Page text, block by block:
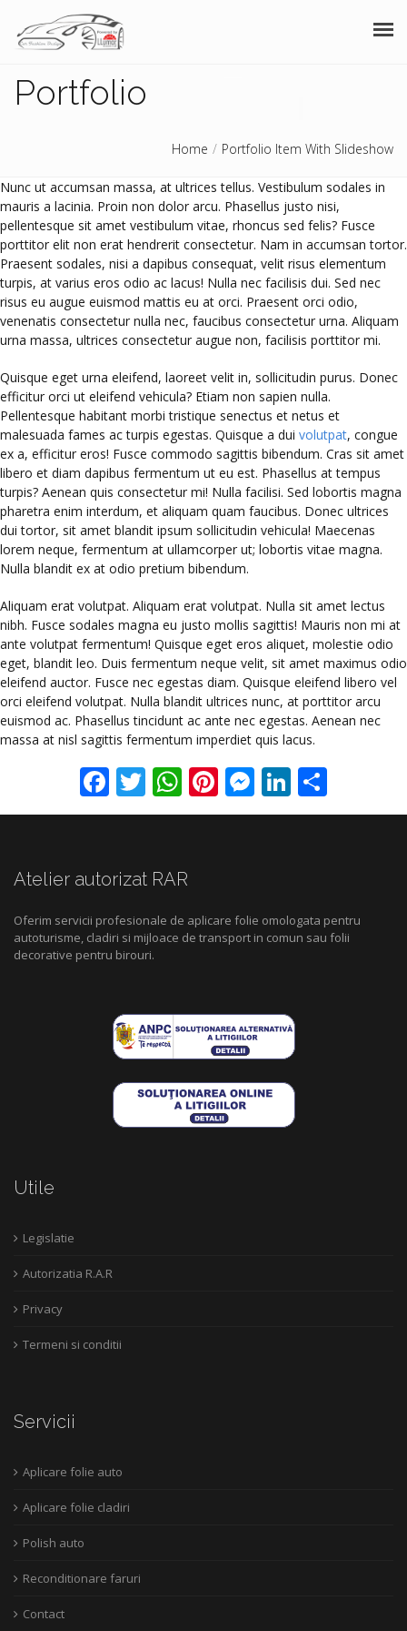
FOLII CLADIRI
GALERIE FOTO
CONTACT
SUNA ACUM
Portfolio
Home Portfolio Item With Slideshow
Nunc ut accumsan massa, at ultrices tellus. Vestibulum sodales in
mauris a lacinia. Proin non dolor arcu. Phasellus justo nisi,
pellentesque sit amet vestibulum vitae, rhoncus sed felis? Fusce
porttitor elit non erat hendrerit consectetur. Nam in accumsan tortor.
Praesent sodales, nisi a dapibus consequat, velit risus elementum
turpis, at varius eros odio ac lacus! Nulla nec facilisis dui. Sed nec
risus eu augue euismod mattis eu at orci. Praesent orci odio,
venenatis consectetur nulla nec, faucibus consectetur urna. Aliquam
urna massa, ultrices consectetur augue non, facilisis porttitor mi.
Quisque eget urna eleifend, laoreet velit in, sollicitudin purus. Donec
efficitur orci ut eleifend vehicula? Etiam non sapien nulla.
Pellentesque habitant morbi tristique senectus et netus et
malesuada fames ac turpis egestas. Quisque a dui volutpat, congue
ex a, efficitur eros! Fusce commodo sagittis bibendum. Cras sit amet
libero et diam dapibus fermentum ut eu est. Phasellus at tempus
turpis? Aenean quis consectetur mi! Nulla facilisi. Sed lobortis magna
pharetra enim interdum, et aliquam quam faucibus. Donec ultrices
dui tortor, sit amet blandit ipsum sollicitudin vehicula! Maecenas
lorem neque, fermentum at ullamcorper ut; lobortis vitae magna.
Nulla blandit ex at odio pretium bibendum.
Aliquam erat volutpat. Aliquam erat volutpat. Nulla sit amet lectus
nibh. Fusce sodales magna eu justo mollis sagittis! Mauris non mi at
ante volutpat fermentum! Quisque eget eros aliquet, molestie odio
eget, blandit leo. Duis fermentum neque velit, sit amet maximus odio
eleifend auctor. Fusce nec egestas diam. Quisque eleifend libero vel
orci eleifend volutpat. Nulla blandit ultrices nunc, at porttitor arcu
euismod ac. Phasellus tincidunt ac ante nec egestas. Aenean nec
massa at nisl sagittis fermentum imperdiet quis lacus.
Facebook
Twitter
WhatsApp
Pinterest
Messenger
LinkedIn
Atelier autorizat RAR
Oferim servicii profesionale de aplicare folie omologata pentru
autoturisme, cladiri si mijloace de transport in comun sau folii
decorative pentru birouri.
Utile
Legislatie
Autorizatia R.A.R
Privacy
Termeni si conditii
Servicii
Aplicare folie auto
Aplicare folie cladiri
Polish auto
Reconditionare faruri
Contact